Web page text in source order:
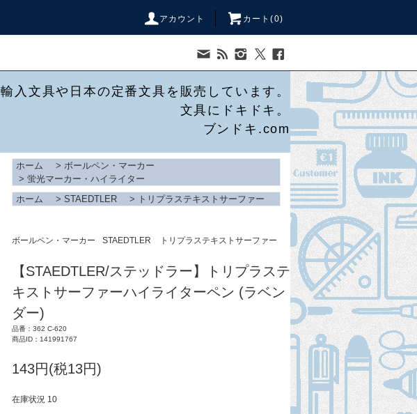
アカウント カート(0)
輸入文具や日本の定番文具を販売しています。
文具にドキドキ。
ブンドキ.com
ホーム > ボールペン・マーカー
> 蛍光マーカー・ハイライター
ホーム
> STAEDTLER > トリプラステキストサーファー
ボールペン・マーカー STAEDTLER トリプラステキストサーファー
【STAEDTLER/ステッドラー】トリプラステ
キストサーファーハイライターペン (ラベン
ダー)
品番：362 C-620
商品ID：141991767
143円(税13円)
在庫状況 10